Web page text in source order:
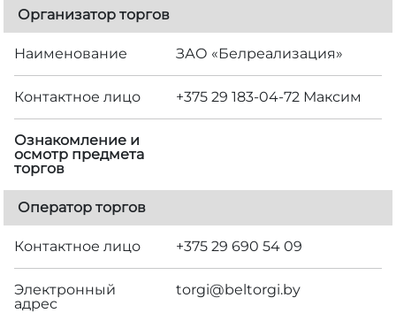
Организатор торгов
Наименование ЗАО «Белреализация»
Контактное лицо +375 29 183-04-72 Максим
Ознакомление и
осмотр предмета
торгов
Оператор торгов
Контактное лицо +375 29 690 54 09
Электронный
адрес
torgi@beltorgi.by